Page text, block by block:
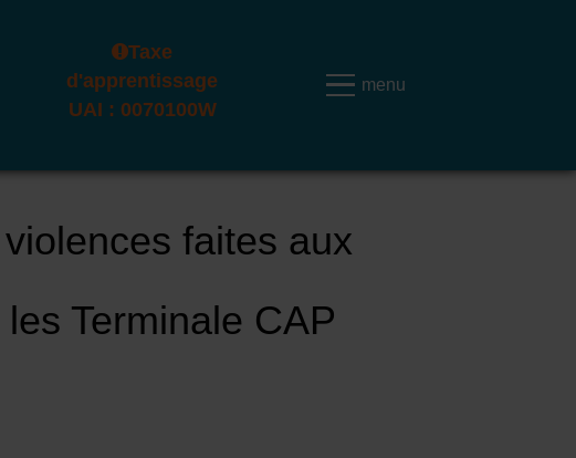
Taxe
d'apprentissage
UAI : 0070100W
faites aux
Terminale CAP